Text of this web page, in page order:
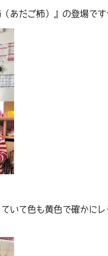
あだご柿）』の登場で
いて色も黄色で確かに